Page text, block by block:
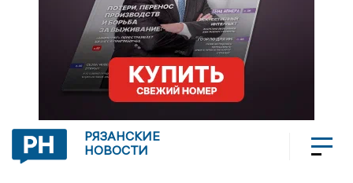
РЯЗАНСКИЕ
НОВОСТИ